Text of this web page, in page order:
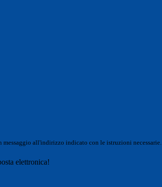
messaggio all'indirizzo indicato con le istruzioni necessarie.
elettronica!